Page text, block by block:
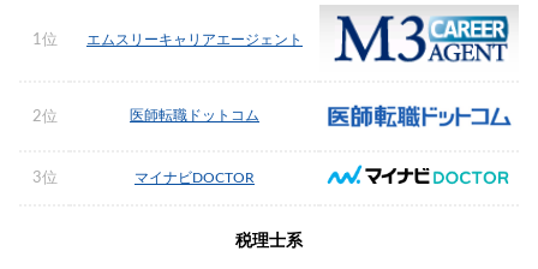
1位 エムスリーキャリアエージェント
2位 医師転職ドットコム
3位 マイナビDOCTOR
税理士系